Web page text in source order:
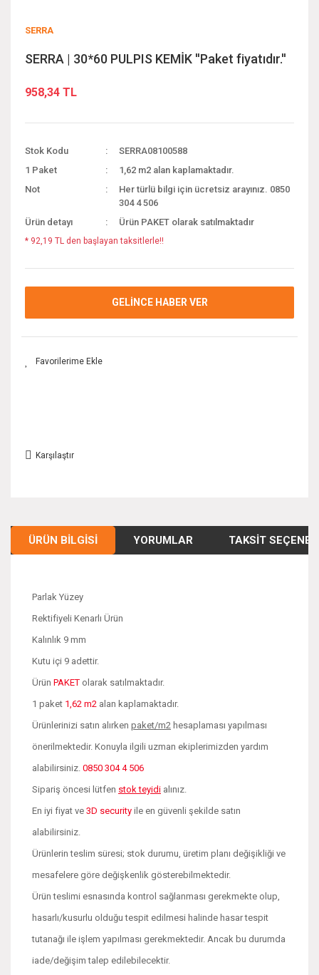
SERRA
SERRA | 30*60 PULPIS KEMİK ''Paket fiyatıdır.''
958,34 TL
Stok Kodu
SERRA08100588
1 Paket
1,62 m2 alan kaplamaktadır.
Not
Her türlü bilgi için ücretsiz arayınız. 0850
304 4 506
Ürün detayı
Ürün PAKET olarak satılmaktadır
* 92,19 TL den başlayan taksitlerle!!
GELİNCE HABER VER
Karşılaştır
ÜRÜN BILGISI YORUMLAR TAKSIT
Parlak Yüzey
Rektifiyeli Kenarlı Ürün
Kalınlık 9 mm
Kutu içi 9 adettir.
Ürün PAKET olarak satılmaktadır.
1 paket 1,62 m2 alan kaplamaktadır.
Ürünlerinizi satın alırken paket/m2 hesaplaması yapılması
önerilmektedir. Konuyla ilgili uzman ekiplerimizden yardım
alabilirsiniz. 0850 304 4 506
Sipariş öncesi lütfen stok teyidi alınız.
En iyi fiyat ve 3D security ile en güvenli şekilde satın
alabilirsiniz.
Ürünlerin teslim süresi; stok durumu, üretim planı değişikliği ve
mesafelere göre değişkenlik gösterebilmektedir.
Ürün teslimi esnasında kontrol sağlanması gerekmekte olup,
hasarlı/kusurlu olduğu tespit edilmesi halinde hasar tespit
tutanağı ile işlem yapılması gerekmektedir. Ancak bu durumda
iade/değişim talep edilebilecektir.